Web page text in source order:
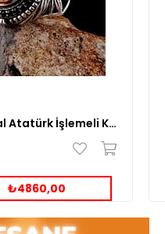
Mustafa Kemal Atatürk İşlemeli Kenarları Zirkon Taşlı Gümüş Yüzük
₺4860,00